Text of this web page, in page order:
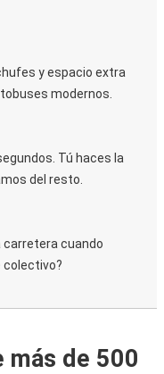
y espacio extra
modernos.
Tú haces la
del resto.
carretera cuando
colectivo?
más de 500